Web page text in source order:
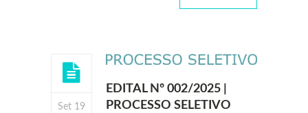
Set 19
EDITAL Nº 002/2025 |
PROCESSO SELETIVO